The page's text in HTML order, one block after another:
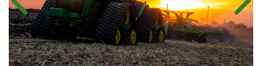
Anterior